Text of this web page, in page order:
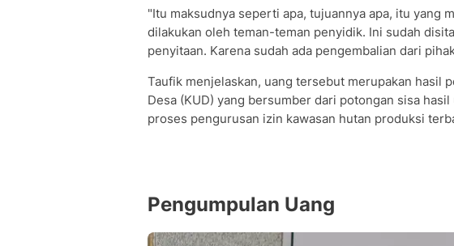
"Itu maksudnya seperti apa, tujuannya apa, itu yang
dilakukan oleh teman-teman penyidik. Ini sudah
penyitaan. Karena sudah ada pengembalian dari
Taufik menjelaskan, uang tersebut merupakan hasil
Desa (KUD) yang bersumber dari potongan sisa
proses pengurusan izin kawasan hutan produksi
Pengumpulan Uang